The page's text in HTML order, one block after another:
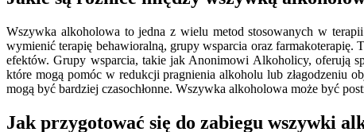
Wszywka alkoholowa to jedna z wielu metod stosowanych w
wymienić terapię behawioralną, grupy wsparcia oraz farmakoterapię.
efektów. Grupy wsparcia, takie jak Anonimowi Alkoholicy, oferują
które mogą pomóc w redukcji pragnienia alkoholu lub złagodzeniu
mogą być bardziej czasochłonne. Wszywka alkoholowa może być
Jak przygotować się do zabiegu wszywki